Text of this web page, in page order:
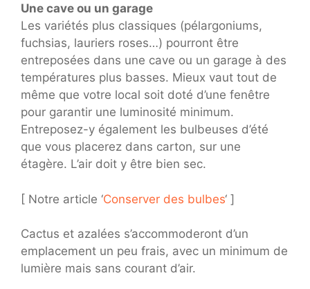
Une cave ou un garage
Les variétés plus classiques (pélargoniums,
fuchsias, lauriers roses…) pourront être
entreposées dans une cave ou un garage à des
températures plus basses. Mieux vaut tout de
même que votre local soit doté d’une fenêtre
pour garantir une luminosité minimum.
Entreposez-y également les bulbeuses d’été
que vous placerez dans carton, sur une
étagère. L’air doit y être bien sec.
[ Notre article ‘Conserver des bulbes‘ ]
Cactus et azalées s’accommoderont d’un
emplacement un peu frais, avec un minimum de
lumière mais sans courant d’air.